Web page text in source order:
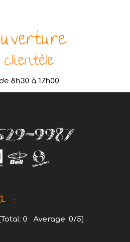
8h30 à 17h00
:
[Total: 0 Average: 0/5]